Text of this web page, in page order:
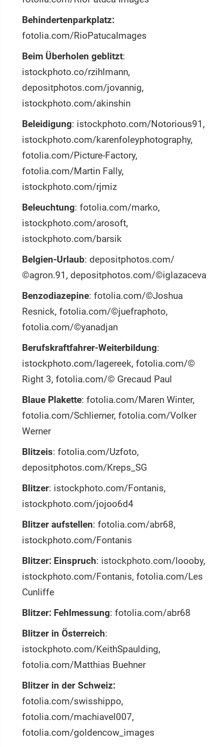
Behindertenparkplatz:
fotolia.com/RioPatucaImages
Beim Überholen geblitzt:
istockphoto.co/rzihlmann,
depositphotos.com/jovannig,
istockphoto.com/akinshin
Beleidigung: istockphoto.com/Notorious91,
istockphoto.com/karenfoleyphotography,
fotolia.com/Picture-Factory,
fotolia.com/Martin Fally,
istockphoto.com/rjmiz
Beleuchtung: fotolia.com/marko,
istockphoto.com/arosoft,
istockphoto.com/barsik
Belgien-Urlaub: depositphotos.com/
©agron.91, depositphotos.com/©iglazaceva
Benzodiazepine: fotolia.com/©Joshua
Resnick, fotolia.com/©juefraphoto,
fotolia.com/©yanadjan
Berufskraftfahrer-Weiterbildung:
istockphoto.com/lagereek, fotolia.com/©
Right 3, fotolia.com/© Grecaud Paul
Blaue Plakette: fotolia.com/Maren Winter,
fotolia.com/Schlierner, fotolia.com/Volker
Werner
Blitzeis: fotolia.com/Uzfoto,
depositphotos.com/Kreps_SG
Blitzer: istockphoto.com/Fontanis,
istockphoto.com/jojoo6d4
Blitzer aufstellen: fotolia.com/abr68,
istockphoto.com/Fontanis
Blitzer: Einspruch: istockphoto.com/loooby,
istockphoto.com/Fontanis, fotolia.com/Les
Cunliffe
Blitzer: Fehlmessung: fotolia.com/abr68
Blitzer in Österreich:
istockphoto.com/KeithSpaulding,
fotolia.com/Matthias Buehner
Blitzer in der Schweiz:
fotolia.com/swisshippo,
fotolia.com/machiavel007,
fotolia.com/goldencow_images